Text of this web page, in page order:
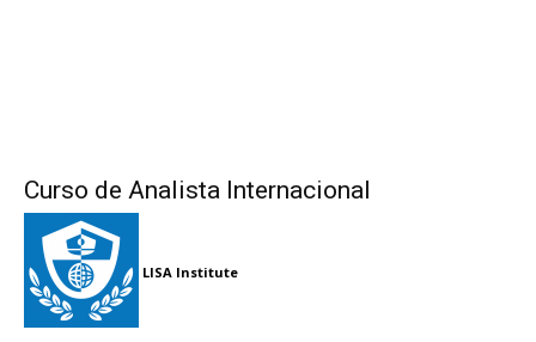
Curso de Analista Internacional
LISA Institute